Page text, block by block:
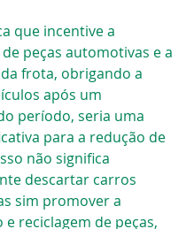
que incentive a
peças automotivas e a
frota, obrigando a
após um
período, seria uma
para a redução de
não significa
descartar carros
sim promover a
e reciclagem de peças,